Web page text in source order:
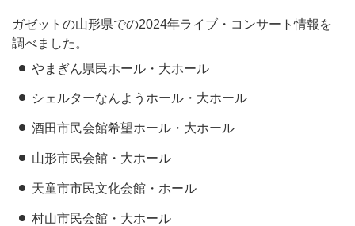
ガゼットの山形県での2024年ライブ・コンサート情報を
調べました。
やまぎん県民ホール・大ホール
シェルターなんようホール・大ホール
酒田市民会館希望ホール・大ホール
山形市民会館・大ホール
天童市市民文化会館・ホール
村山市民会館・大ホール